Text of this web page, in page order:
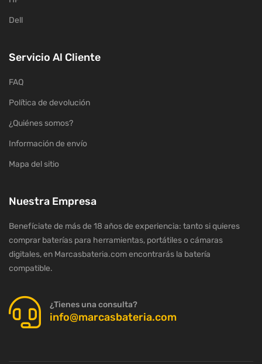
Dell
Servicio Al Cliente
FAQ
Política de devolución
¿Quiénes somos?
Información de envío
Mapa del sitio
Nuestra Empresa
Benefíciate de más de 18 años de experiencia: tanto si quieres
comprar baterías para herramientas, portátiles o cámaras
digitales, en Marcasbateria.com encontrarás la batería
compatible.
¿Tienes una consulta?
info@marcasbateria.com